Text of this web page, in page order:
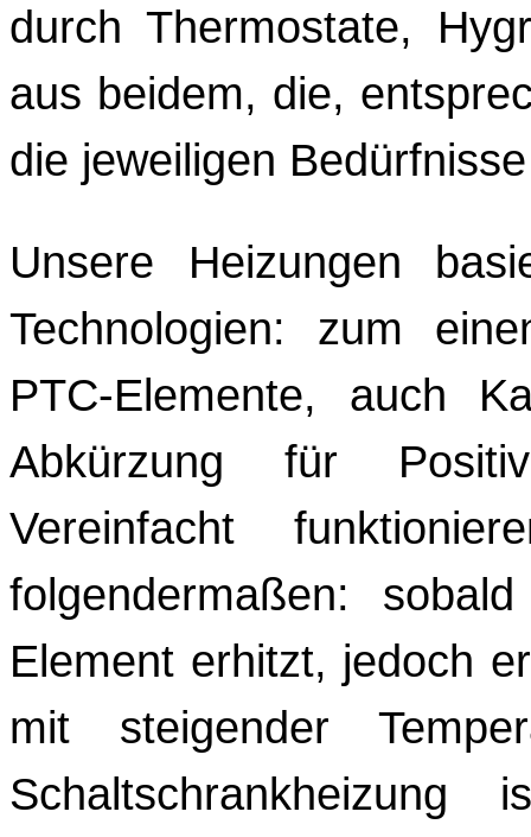
durch Thermostate,
aus beidem, die,
die jeweiligen
Unsere Heizungen
Technologien: zum
PTC-Elemente, auch
Abkürzung für
Vereinfacht
folgendermaßen:
Element erhitzt, jedoch
mit steigender